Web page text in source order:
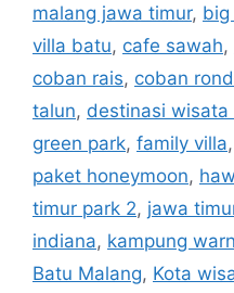
malang jawa timur, big
villa batu, cafe sawah,
coban rais, coban
talun, destinasi wisata
green park, family villa,
paket honeymoon,
timur park 2, jawa
indiana, kampung
Batu Malang, Kota